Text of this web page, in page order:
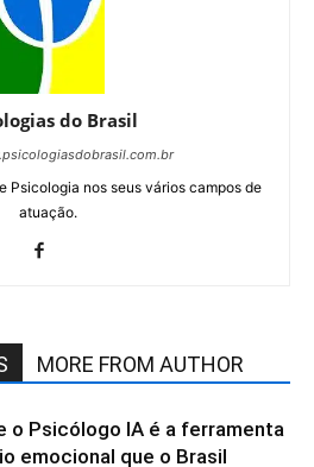
do Brasil
Psicologia nos seus vários campos de
atuação.
MORE FROM AUTHOR
o Psicólogo IA é a ferramenta
emocional que o Brasil